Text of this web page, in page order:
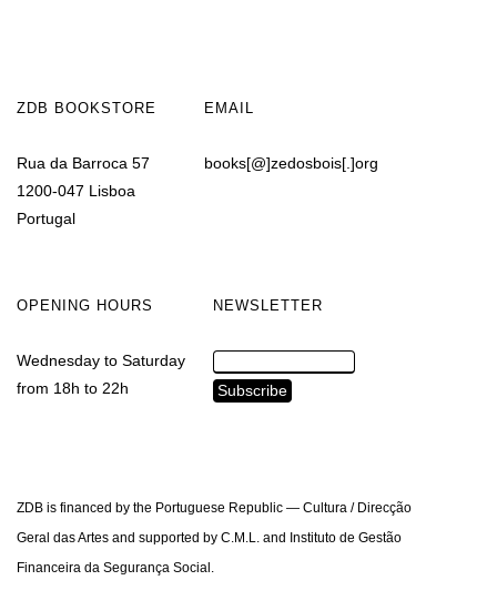
ZDB BOOKSTORE
Rua da Barroca 57
1200-047 Lisboa
Portugal
EMAIL
books[@]zedosbois[.]org
OPENING HOURS
Wednesday to Saturday
from 18h to 22h
NEWSLETTER
ZDB is financed by the Portuguese Republic — Cultura / Direcção
Geral das Artes and supported by C.M.L. and Instituto de Gestão
Financeira da Segurança Social.